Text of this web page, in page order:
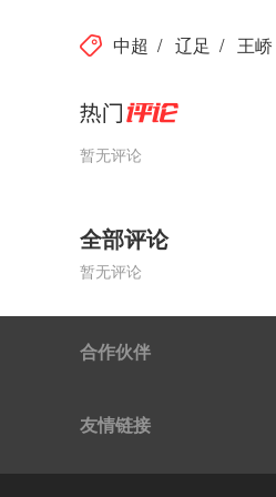
中超 / 辽足 / 王峤
暂无评论
全部评论
暂无评论
合作伙伴
友情链接